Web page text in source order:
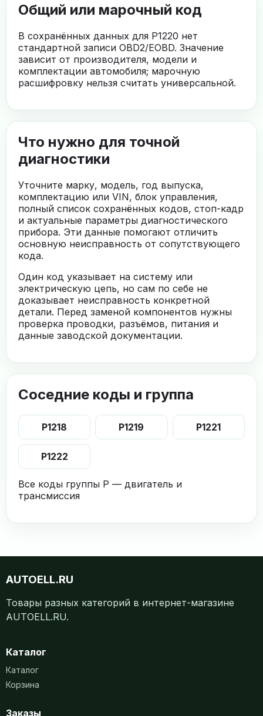
Общий или марочный код
В сохранённых данных для P1220 нет
стандартной записи OBD2/EOBD. Значение
зависит от производителя, модели и
комплектации автомобиля; марочную
расшифровку нельзя считать универсальной.
Что нужно для точной
диагностики
Уточните марку, модель, год выпуска,
комплектацию или VIN, блок управления,
полный список сохранённых кодов, стоп-кадр
и актуальные параметры диагностического
прибора. Эти данные помогают отличить
основную неисправность от сопутствующего
кода.
Один код указывает на систему или
электрическую цепь, но сам по себе не
доказывает неисправность конкретной
детали. Перед заменой компонентов нужны
проверка проводки, разъёмов, питания и
данные заводской документации.
Соседние коды и группа
P1218 P1219 P1221
P1222
Все коды группы P — двигатель и
трансмиссия
AUTOELL.RU
Товары разных категорий в интернет-магазине
AUTOELL.RU.
Каталог
Каталог
Корзина
Заказы